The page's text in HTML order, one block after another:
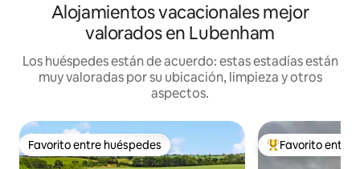
Alojamientos vacacionales mejor
valorados en Lubenham
Los huéspedes están de acuerdo: estas estadías están
muy valoradas por su ubicación, limpieza y otros
aspectos.
Favorito entre huéspedes
Favorito entre huéspedes Favorito entre
Favorito entre